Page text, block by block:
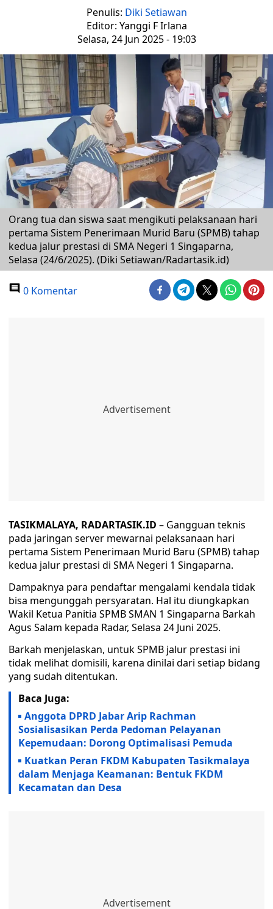
Penulis: Diki Setiawan
Editor: Yanggi F Irlana
Selasa, 24 Jun 2025 - 19:03
Orang tua dan siswa saat mengikuti pelaksanaan hari
pertama Sistem Penerimaan Murid Baru (SPMB) tahap
kedua jalur prestasi di SMA Negeri 1 Singaparna,
Selasa (24/6/2025). (Diki Setiawan/Radartasik.id)
0 Komentar
TASIKMALAYA, RADARTASIK.ID – Gangguan teknis
pada jaringan server mewarnai pelaksanaan hari
pertama Sistem Penerimaan Murid Baru (SPMB) tahap
kedua jalur prestasi di SMA Negeri 1 Singaparna.
Dampaknya para pendaftar mengalami kendala tidak
bisa mengunggah persyaratan. Hal itu diungkapkan
Wakil Ketua Panitia SPMB SMAN 1 Singaparna Barkah
Agus Salam kepada Radar, Selasa 24 Juni 2025.
Barkah menjelaskan, untuk SPMB jalur prestasi ini
tidak melihat domisili, karena dinilai dari setiap bidang
yang sudah ditentukan.
Baca Juga:
Anggota DPRD Jabar Arip Rachman
Sosialisasikan Perda Pedoman Pelayanan
Kepemudaan: Dorong Optimalisasi Pemuda
Kuatkan Peran FKDM Kabupaten Tasikmalaya
dalam Menjaga Keamanan: Bentuk FKDM
Kecamatan dan Desa